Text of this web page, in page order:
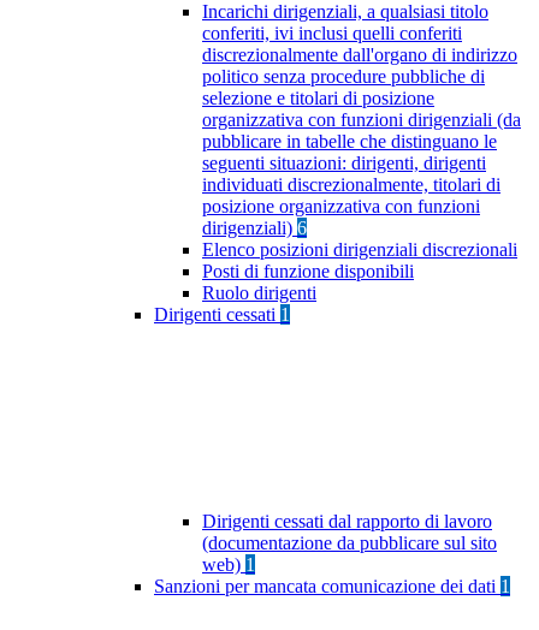
Incarichi dirigenziali, a qualsiasi titolo
conferiti, ivi inclusi quelli conferiti
discrezionalmente dall'organo di indirizzo
politico senza procedure pubbliche di
selezione e titolari di posizione
organizzativa con funzioni dirigenziali (da
pubblicare in tabelle che distinguano le
seguenti situazioni: dirigenti, dirigenti
individuati discrezionalmente, titolari di
posizione organizzativa con funzioni
dirigenziali) 6
Elenco posizioni dirigenziali discrezionali
Posti di funzione disponibili
Ruolo dirigenti
Dirigenti cessati 1
Dirigenti cessati dal rapporto di lavoro
(documentazione da pubblicare sul sito
web) 1
Sanzioni per mancata comunicazione dei dati 1